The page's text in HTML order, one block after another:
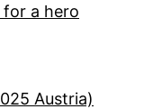
a hero
Austria)